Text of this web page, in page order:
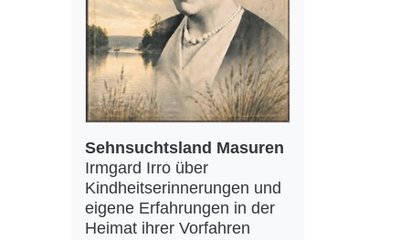
Sehnsuchtsland Masuren
Irmgard Irro über
Kindheitserinnerungen und
eigene Erfahrungen in der
Heimat ihrer Vorfahren